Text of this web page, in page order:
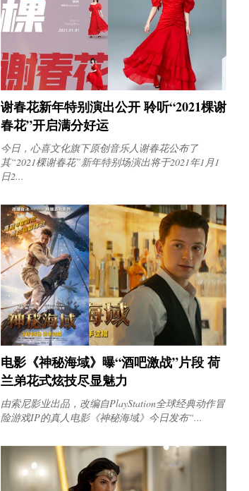
谢春花新年特别演出公开 聆听“2021棵谢
春花”开启满分好运
今日，心喜文化旗下原创音乐人谢春花公布了
其“2021棵谢春花”新年特别场演出将于2021年1月1
日2...
电影《神秘海域》曝“酒吧激战”片段 荷
兰弟花式炫技尽显魅力
由索尼影业出品，改编自PlayStation全球经典动作冒
险游戏IP的真人电影《神秘海域》今日发布“...